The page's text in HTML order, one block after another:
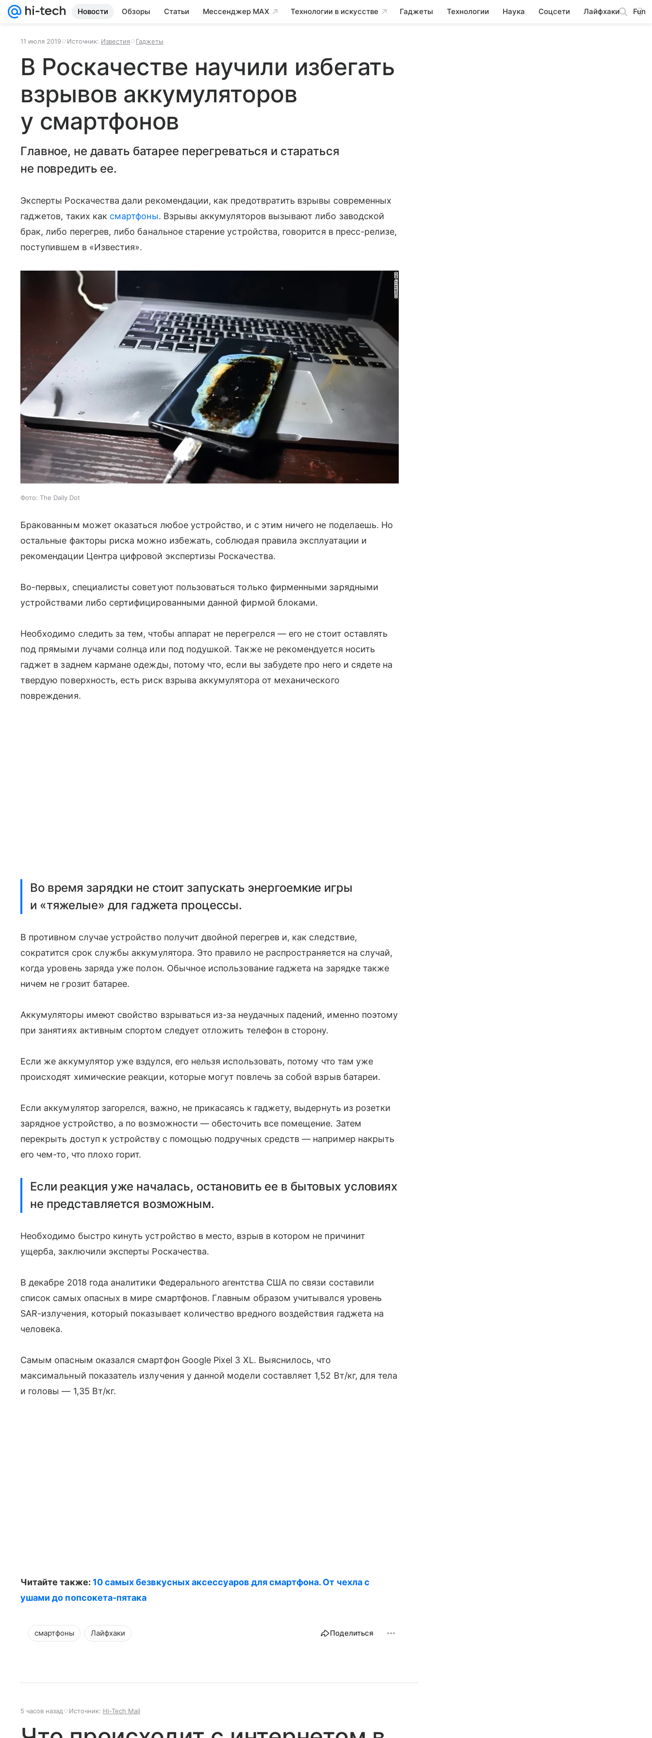
Новости Обзоры Статьи Мессенджер MAX Технологии в искусстве Гаджеты Технологии Наука Соцсети Лайфхаки Fun
11 июля 2019 Источник: Известия Гаджеты
В Роскачестве научили избегать
взрывов аккумуляторов
у смартфонов
Главное, не давать батарее перегреваться и стараться
не повредить ее.
Эксперты Роскачества дали рекомендации, как предотвратить взрывы современных
гаджетов, таких как смартфоны. Взрывы аккумуляторов вызывают либо заводской
брак, либо перегрев, либо банальное старение устройства, говорится в пресс-релизе,
поступившем в «Известия».
Фото: The Daily Dot
Бракованным может оказаться любое устройство, и с этим ничего не поделаешь. Но
остальные факторы риска можно избежать, соблюдая правила эксплуатации и
рекомендации Центра цифровой экспертизы Роскачества.
Во-первых, специалисты советуют пользоваться только фирменными зарядными
устройствами либо сертифицированными данной фирмой блоками.
Необходимо следить за тем, чтобы аппарат не перегрелся — его не стоит оставлять
под прямыми лучами солнца или под подушкой. Также не рекомендуется носить
гаджет в заднем кармане одежды, потому что, если вы забудете про него и сядете на
твердую поверхность, есть риск взрыва аккумулятора от механического
повреждения.
Во время зарядки не стоит запускать энергоемкие игры
и «тяжелые» для гаджета процессы.
В противном случае устройство получит двойной перегрев и, как следствие,
сократится срок службы аккумулятора. Это правило не распространяется на случай,
когда уровень заряда уже полон. Обычное использование гаджета на зарядке также
ничем не грозит батарее.
Аккумуляторы имеют свойство взрываться из-за неудачных падений, именно поэтому
при занятиях активным спортом следует отложить телефон в сторону.
Если же аккумулятор уже вздулся, его нельзя использовать, потому что там уже
происходят химические реакции, которые могут повлечь за собой взрыв батареи.
Если аккумулятор загорелся, важно, не прикасаясь к гаджету, выдернуть из розетки
зарядное устройство, а по возможности — обесточить все помещение. Затем
перекрыть доступ к устройству с помощью подручных средств — например накрыть
его чем-то, что плохо горит.
Если реакция уже началась, остановить ее в бытовых условиях
не представляется возможным.
Необходимо быстро кинуть устройство в место, взрыв в котором не причинит
ущерба, заключили эксперты Роскачества.
В декабре 2018 года аналитики Федерального агентства США по связи составили
список самых опасных в мире смартфонов. Главным образом учитывался уровень
SAR-излучения, который показывает количество вредного воздействия гаджета на
человека.
Самым опасным оказался смартфон Google Pixel 3 XL. Выяснилось, что
максимальный показатель излучения у данной модели составляет 1,52 Вт/кг, для тела
и головы — 1,35 Вт/кг.
Читайте также: 10 самых безвкусных аксессуаров для смартфона. От чехла с
ушами до попсокета-пятака
смартфоны Лайфхаки Поделиться
5 часов назад Источник: Hi-Tech Mail